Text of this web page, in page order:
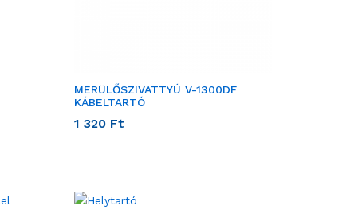
MERÜLŐSZIVATTYÚ V-1300DF
KÁBELTARTÓ
1 320 Ft